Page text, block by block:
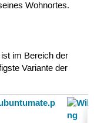
Wohnortes.
im Bereich der
Variante der